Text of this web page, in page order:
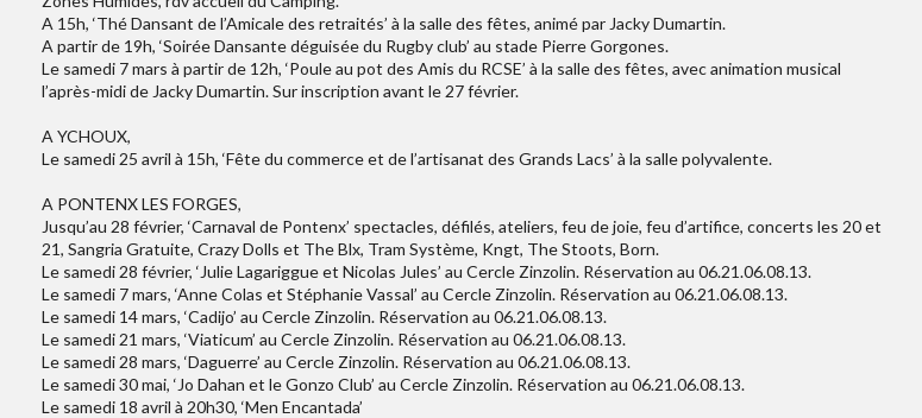
A 15h, ‘Thé Dansant de l’Amicale des retraités’ à la salle des fêtes, animé par Jacky Dumartin.
A partir de 19h, ‘Soirée Dansante déguisée du Rugby club’ au stade Pierre Gorgones.
Le samedi 7 mars à partir de 12h, ‘Poule au pot des Amis du RCSE’ à la salle des fêtes, avec animation musical
l’après-midi de Jacky Dumartin. Sur inscription avant le 27 février.
A YCHOUX,
Le samedi 25 avril à 15h, ‘Fête du commerce et de l’artisanat des Grands Lacs’ à la salle polyvalente.
A PONTENX LES FORGES,
Jusqu’au 28 février, ‘Carnaval de Pontenx’ spectacles, défilés, ateliers, feu de joie, feu d’artifice, concerts les 20 et
21, Sangria Gratuite, Crazy Dolls et The Blx, Tram Système, Kngt, The Stoots, Born.
Le samedi 28 février, ‘Julie Lagariggue et Nicolas Jules’ au Cercle Zinzolin. Réservation au 06.21.06.08.13.
Le samedi 7 mars, ‘Anne Colas et Stéphanie Vassal’ au Cercle Zinzolin. Réservation au 06.21.06.08.13.
Le samedi 14 mars, ‘Cadijo’ au Cercle Zinzolin. Réservation au 06.21.06.08.13.
Le samedi 21 mars, ‘Viaticum’ au Cercle Zinzolin. Réservation au 06.21.06.08.13.
Le samedi 28 mars, ‘Daguerre’ au Cercle Zinzolin. Réservation au 06.21.06.08.13.
Le samedi 30 mai, ‘Jo Dahan et le Gonzo Club’ au Cercle Zinzolin. Réservation au 06.21.06.08.13.
Le samedi 18 avril à 20h30, ‘Men Encantada’